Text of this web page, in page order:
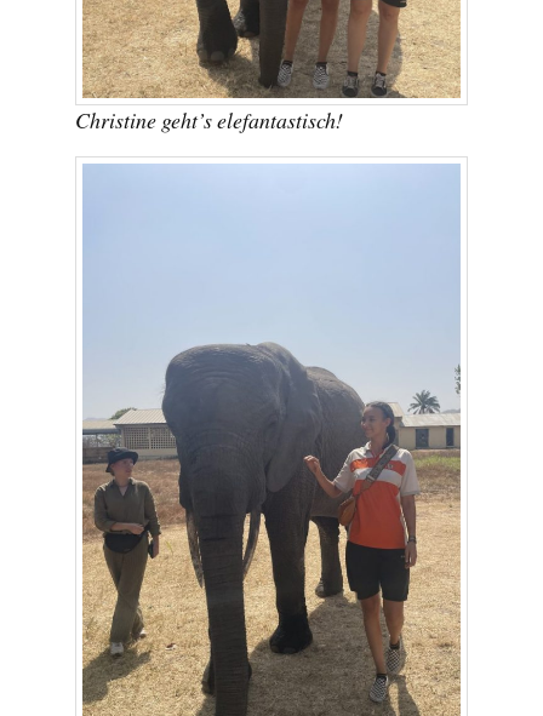
Christine geht’s elefantastisch!